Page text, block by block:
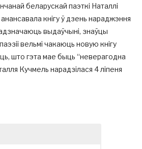
беларускай паэткі Наталлі
кнігу ў дзень нараджэння
адзначаюць выдаўчыні, знаўцы
вельмі чакаюць новую кнігу
што гэта мае быць “неверагодна
Кучмель нарадзілася 4 ліпеня